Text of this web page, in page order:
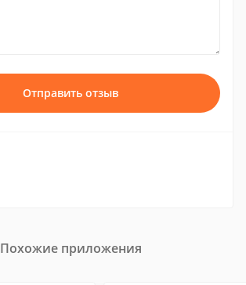
Отправить отзыв
Похожие приложения